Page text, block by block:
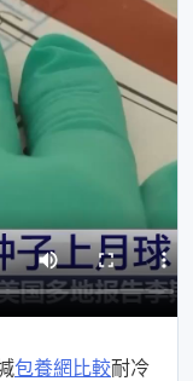
包養網比較耐冷